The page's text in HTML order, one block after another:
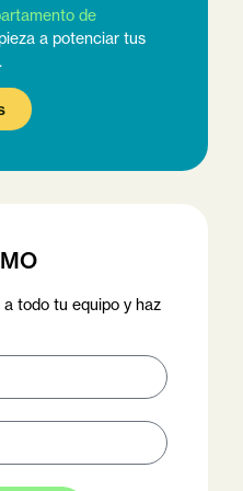
de
a potenciar tus
todo tu equipo y haz